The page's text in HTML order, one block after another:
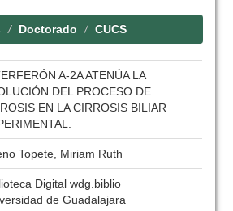
Doctorado CUCS
A-2A ATENÚA LA
DEL PROCESO DE
EN LA CIRROSIS BILIAR
Topete, Miriam Ruth
Digital wdg.biblio
de Guadalajara